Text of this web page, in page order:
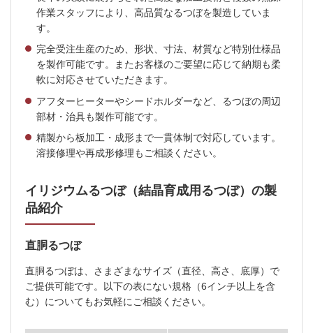
作業スタッフにより、高品質なるつぼを製造していま
す。
完全受注生産のため、形状、寸法、材質など特別仕様品
を製作可能です。またお客様のご要望に応じて納期も柔
軟に対応させていただきます。
アフターヒーターやシードホルダーなど、るつぼの周辺
部材・治具も製作可能です。
精製から板加工・成形まで一貫体制で対応しています。
溶接修理や再成形修理もご相談ください。
イリジウムるつぼ（結晶育成用るつぼ）の製
品紹介
直胴るつぼ
直胴るつぼは、さまざまなサイズ（直径、高さ、底厚）で
ご提供可能です。以下の表にない規格（6インチ以上を含
む）についてもお気軽にご相談ください。